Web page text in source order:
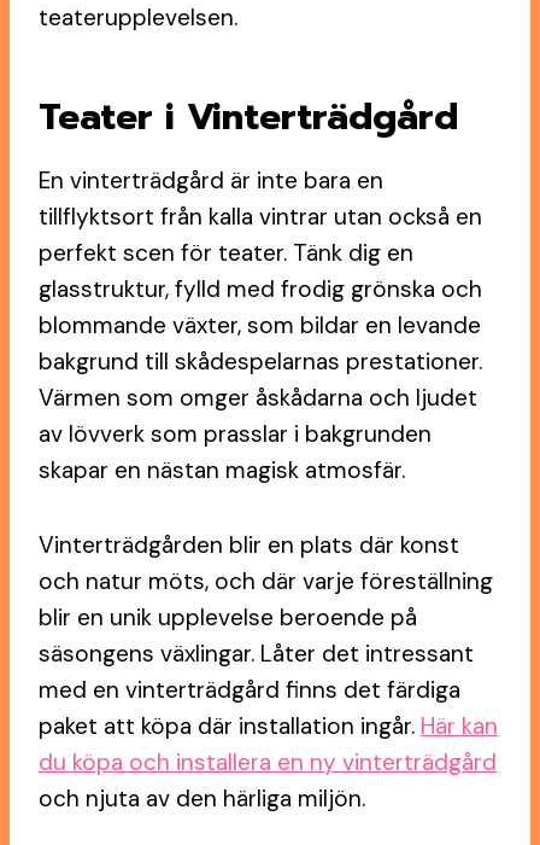
teaterupplevelsen.
Teater i Vinterträdgård
En vinterträdgård är inte bara en
tillflyktsort från kalla vintrar utan också en
perfekt scen för teater. Tänk dig en
glasstruktur, fylld med frodig grönska och
blommande växter, som bildar en levande
bakgrund till skådespelarnas prestationer.
Värmen som omger åskådarna och ljudet
av lövverk som prasslar i bakgrunden
skapar en nästan magisk atmosfär.
Vinterträdgården blir en plats där konst
och natur möts, och där varje föreställning
blir en unik upplevelse beroende på
säsongens växlingar. Låter det intressant
med en vinterträdgård finns det färdiga
paket att köpa där installation ingår. Här kan
du köpa och installera en ny vinterträdgård
och njuta av den härliga miljön.